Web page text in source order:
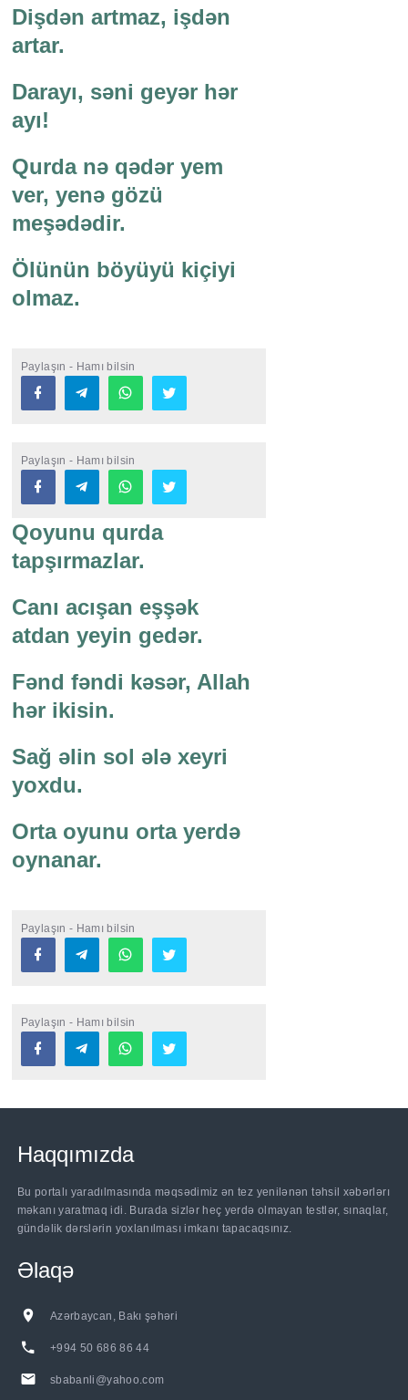
Dişdən artmaz, işdən
artar.
Darayı, səni geyər hər
ayı!
Qurda nə qədər yem
ver, yenə gözü
meşədədir.
Ölünün böyüyü kiçiyi
olmaz.
Paylaşın - Hamı bilsin
Paylaşın - Hamı bilsin
Qoyunu qurda
tapşırmazlar.
Canı acışan eşşək
atdan yeyin gedər.
Fənd fəndi kəsər, Allah
hər ikisin.
Sağ əlin sol ələ xeyri
yoxdu.
Orta oyunu orta yerdə
oynanar.
Paylaşın - Hamı bilsin
Paylaşın - Hamı bilsin
Haqqımızda
Bu portalı yaradılmasında məqsədimiz ən tez yenilənən təhsil xəbərlərı
məkanı yaratmaq idi. Burada sizlər heç yerdə olmayan testlər, sınaqlar,
gündəlik dərslərin yoxlanılması imkanı tapacaqsınız.
Əlaqə
Azərbaycan, Bakı şəhəri
+994 50 686 86 44
sbabanli@yahoo.com